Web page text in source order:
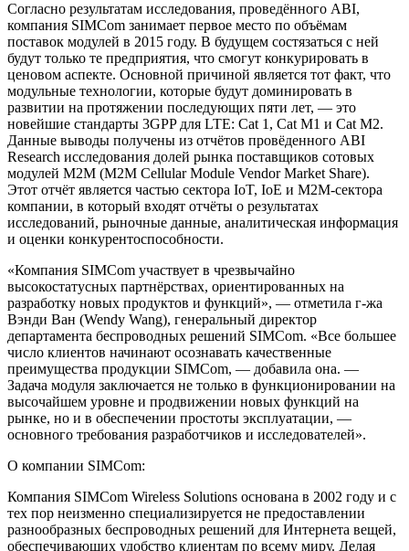
Согласно результатам исследования, проведённого ABI,
компания SIMCom занимает первое место по объёмам
поставок модулей в 2015 году. В будущем состязаться с ней
будут только те предприятия, что смогут конкурировать в
ценовом аспекте. Основной причиной является тот факт, что
модульные технологии, которые будут доминировать в
развитии на протяжении последующих пяти лет, — это
новейшие стандарты 3GPP для LTE: Cat 1, Cat M1 и Cat M2.
Данные выводы получены из отчётов провёденного ABI
Research исследования долей рынка поставщиков сотовых
модулей М2М (M2M Cellular Module Vendor Market Share).
Этот отчёт является частью сектора IoT, IoE и М2М-сектора
компании, в который входят отчёты о результатах
исследований, рыночные данные, аналитическая информация
и оценки конкурентоспособности.
«Компания SIMCom участвует в чрезвычайно
высокостатусных партнёрствах, ориентированных на
разработку новых продуктов и функций», — отметила г-жа
Вэнди Ван (Wendy Wang), генеральный директор
департамента беспроводных решений SIMCom. «Все большее
число клиентов начинают осознавать качественные
преимущества продукции SIMCom, — добавила она. —
Задача модуля заключается не только в функционировании на
высочайшем уровне и продвижении новых функций на
рынке, но и в обеспечении простоты эксплуатации, —
основного требования разработчиков и исследователей».
О компании SIMCom:
Компания SIMCom Wireless Solutions основана в 2002 году и с
тех пор неизменно специализируется не предоставлении
разнообразных беспроводных решений для Интернета вещей,
обеспечивающих удобство клиентам по всему миру. Делая